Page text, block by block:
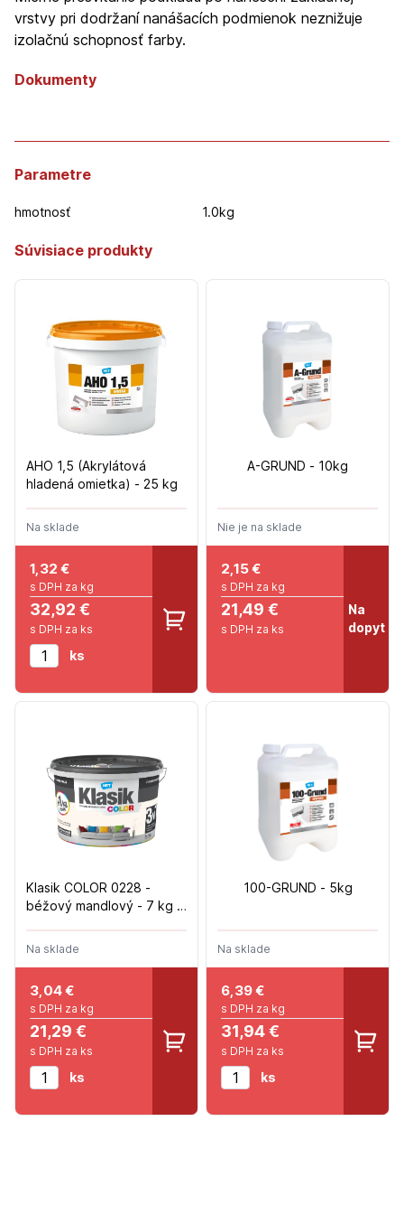
vrstvy pri dodržaní nanášacích podmienok neznižuje
izolačnú schopnosť farby.
Dokumenty
Parametre
hmotnosť 1.0kg
Súvisiace produkty
AHO 1,5 (Akrylátová
hladená omietka) - 25 kg
Na sklade
1,32 €
s DPH za kg
32,92 €
s DPH za ks
ks
A-GRUND - 10kg
Nie je na sklade
2,15€
s DPH za kg
21,49 €
s DPH za ks
Na
dopyt
Klasik COLOR 0228 -
béžový mandlový - 7 kg +
Na sklade
3,04€
s DPH za kg
21,29 €
s DPH za ks
ks
100-GRUND - 5kg
Na sklade
6,39€
s DPH za kg
31,94 €
s DPH za ks
ks